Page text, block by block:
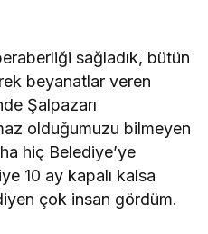
sağladık, bütün
beyanatlar veren
Şalpazarı
olduğumuzu bilmeyen
hiç Belediye’ye
10 ay kapalı kalsa
çok insan gördüm.